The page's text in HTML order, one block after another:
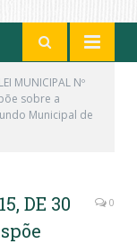
LEI MUNICIPAL Nº
sobre a
Municipal de
DE 30
0